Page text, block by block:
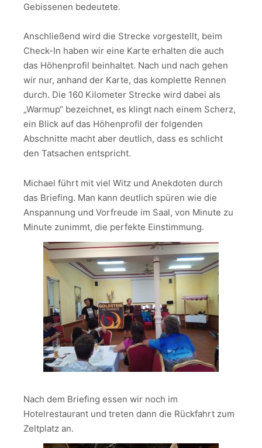
Gebissenen bedeutete.
Anschließend wird die Strecke vorgestellt, beim
Check-In haben wir eine Karte erhalten die auch
das Höhenprofil beinhaltet. Nach und nach gehen
wir nur, anhand der Karte, das komplette Rennen
durch. Die 160 Kilometer Strecke wird dabei als
„Warmup“ bezeichnet, es klingt nach einem Scherz,
ein Blick auf das Höhenprofil der folgenden
Abschnitte macht aber deutlich, dass es schlicht
den Tatsachen entspricht.
Michael führt mit viel Witz und Anekdoten durch
das Briefing. Man kann deutlich spüren wie die
Anspannung und Vorfreude im Saal, von Minute zu
Minute zunimmt, die perfekte Einstimmung.
Nach dem Briefing essen wir noch im
Hotelrestaurant und treten dann die Rückfahrt zum
Zeltplatz an.